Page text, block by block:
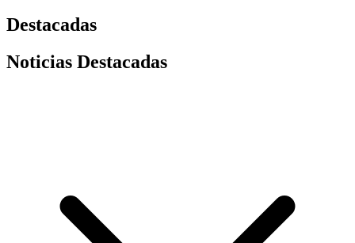
Destacadas
Noticias Destacadas